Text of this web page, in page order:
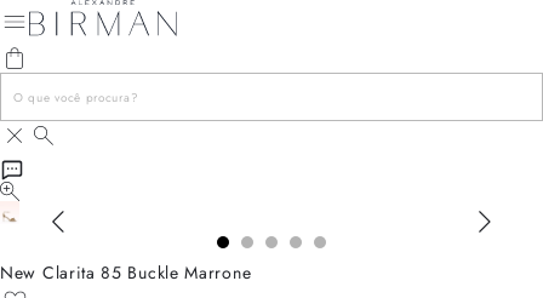
New Clarita 85 Buckle Marrone